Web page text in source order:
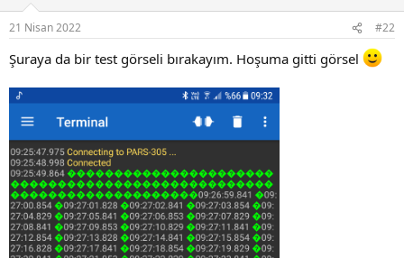
s
21 Nisan 2022 #22
Şuraya da bir test görseli bırakayım. Hoşuma gitti görsel